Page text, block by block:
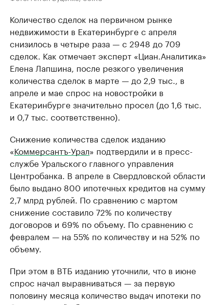
Количество сделок на первичном рынке
недвижимости в Екатеринбурге с апреля
снизилось в четыре раза — с 2948 до 709
сделок. Как отмечает эксперт «Циан.Аналитика»
Елена Лапшина, после резкого увеличения
количества сделок в марте — до 2,9 тыс., в
апреле и мае спрос на новостройки в
Екатеринбурге значительно просел (до 1,6 тыс.
и 0,7 тыс. соответственно).
Снижение количества сделок изданию
«Коммерсантъ-Урал» подтвердили и в пресс-
службе Уральского главного управления
Центробанка. В апреле в Свердловской области
было выдано 800 ипотечных кредитов на сумму
2,7 млрд рублей. По сравнению с мартом
снижение составило 72% по количеству
договоров и 69% по объему. По сравнению с
февралем — на 55% по количеству и на 52% по
объему.
При этом в ВТБ изданию уточнили, что в июне
спрос начал выравниваться — за первую
половину месяца количество выдач ипотеки по